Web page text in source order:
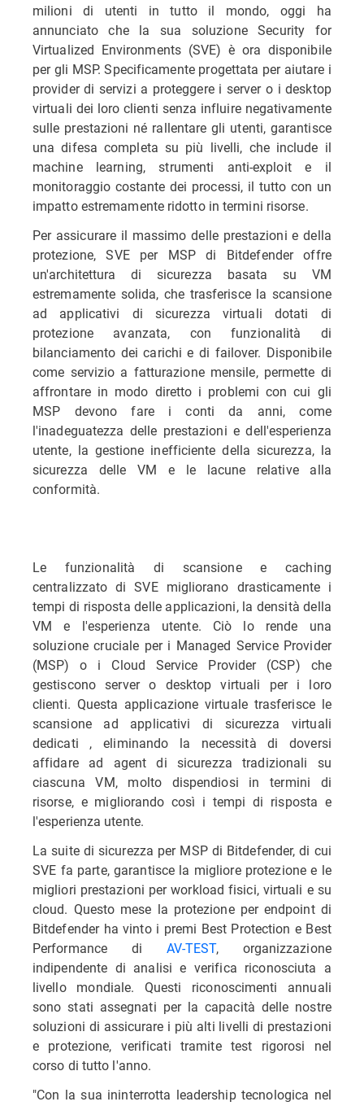
milioni di utenti in tutto il mondo, oggi ha
annunciato che la sua soluzione Security for
Virtualized Environments (SVE) è ora disponibile
per gli MSP. Specificamente progettata per aiutare i
provider di servizi a proteggere i server o i desktop
virtuali dei loro clienti senza influire negativamente
sulle prestazioni né rallentare gli utenti, garantisce
una difesa completa su più livelli, che include il
machine learning, strumenti anti-exploit e il
monitoraggio costante dei processi, il tutto con un
impatto estremamente ridotto in termini risorse.
Per assicurare il massimo delle prestazioni e della
protezione, SVE per MSP di Bitdefender offre
un'architettura di sicurezza basata su VM
estremamente solida, che trasferisce la scansione
ad applicativi di sicurezza virtuali dotati di
protezione avanzata, con funzionalità di
bilanciamento dei carichi e di failover. Disponibile
come servizio a fatturazione mensile, permette di
affrontare in modo diretto i problemi con cui gli
MSP devono fare i conti da anni, come
l'inadeguatezza delle prestazioni e dell'esperienza
utente, la gestione inefficiente della sicurezza, la
sicurezza delle VM e le lacune relative alla
conformità.
Le funzionalità di scansione e caching
centralizzato di SVE migliorano drasticamente i
tempi di risposta delle applicazioni, la densità della
VM e l'esperienza utente. Ciò lo rende una
soluzione cruciale per i Managed Service Provider
(MSP) o i Cloud Service Provider (CSP) che
gestiscono server o desktop virtuali per i loro
clienti. Questa applicazione virtuale trasferisce le
scansione ad applicativi di sicurezza virtuali
dedicati , eliminando la necessità di doversi
affidare ad agent di sicurezza tradizionali su
ciascuna VM, molto dispendiosi in termini di
risorse, e migliorando così i tempi di risposta e
l'esperienza utente.
La suite di sicurezza per MSP di Bitdefender, di cui
SVE fa parte, garantisce la migliore protezione e le
migliori prestazioni per workload fisici, virtuali e su
cloud. Questo mese la protezione per endpoint di
Bitdefender ha vinto i premi Best Protection e Best
Performance di AV-TEST, organizzazione
indipendente di analisi e verifica riconosciuta a
livello mondiale. Questi riconoscimenti annuali
sono stati assegnati per la capacità delle nostre
soluzioni di assicurare i più alti livelli di prestazioni
e protezione, verificati tramite test rigorosi nel
corso di tutto l'anno.
"Con la sua ininterrotta leadership tecnologica nel